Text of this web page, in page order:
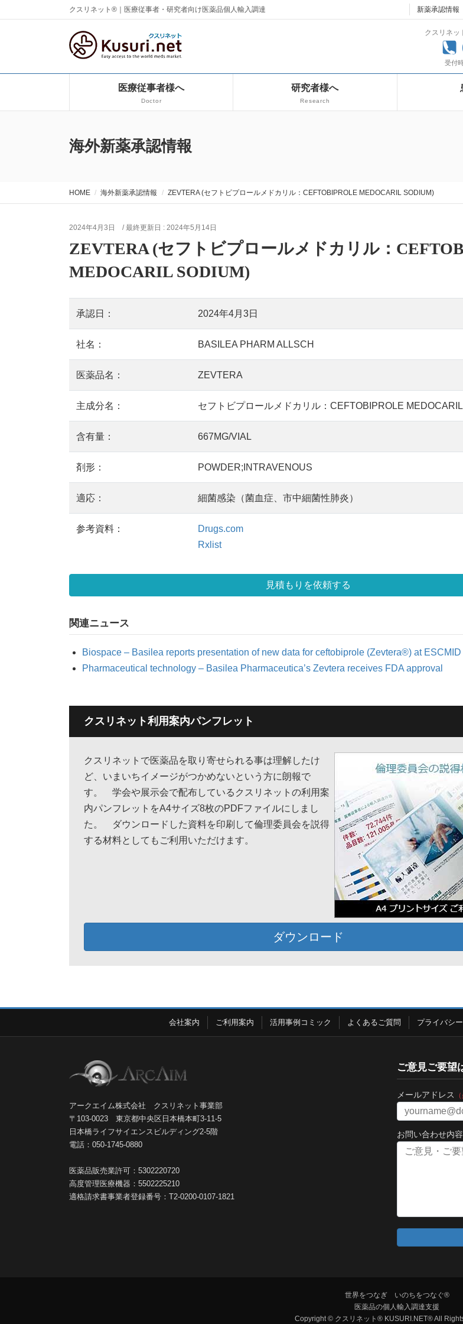
クスリネット®｜医療従事者・研究者向け医薬品個人輸入調達 新薬承認情報
クスリネッ
受付
医療従事者様へ
Doctor
研究者様へ
Research
海外新薬承認情報
HOME 海外新薬承認情報 ZEVTERA (セフトビプロールメドカリル：CEFTOBIPROLE MEDOCARIL SODIUM)
2024年4月3日 / 最終更新日 : 2024年5月14日
ZEVTERA (セフトビプロールメドカリル：
MEDOCARIL SODIUM)
承認日： 2024年4月3日
社名： BASILEA PHARM ALLSCH
医薬品名： ZEVTERA
主成分名： セフトビプロールメドカリル：CEFTOBIPROLE
含有量： 667MG/VIAL
剤形： POWDER;INTRAVENOUS
適応： 細菌感染（菌血症、市中細菌性肺炎）
参考資料：
Drugs.com
Rxlist
見積もりを依頼する
関連ニュース
Biospace – Basilea reports presentation of new data for ceftobiprole (Zevtera®) at
Pharmaceutical technology – Basilea Pharmaceutica’s Zevtera receives FDA approval
クスリネット利用案内パンフレット
クスリネットで医薬品を取り寄せられる事は理解したけ
ど、いまいちイメージがつかめないという方に朗報で
す。 学会や展示会で配布しているクスリネットの利用案
内パンフレットをA4サイズ8枚のPDFファイルにしまし
た。 ダウンロードした資料を印刷して倫理委員会を説得
する材料としてもご利用いただけます。
ダウンロード
会社案内 ご利用案内 活用事例コミック よくあるご質問 プライバシ
アークエイム株式会社 クスリネット事業部
〒103-0023 東京都中央区日本橋本町3-11-5
日本橋ライフサイエンスビルディング2-5階
電話：050-1745-0880
医薬品販売業許可：5302220720
高度管理医療機器：5502225210
適格請求書事業者登録番号：T2-0200-0107-1821
ご意見ご要望
メールアドレス
お問い合わせ内容
世界をつなぎ いのちをつなぐ®
医薬品の個人輸入調達支援
Copyright © クスリネット® KUSURI.NET® All